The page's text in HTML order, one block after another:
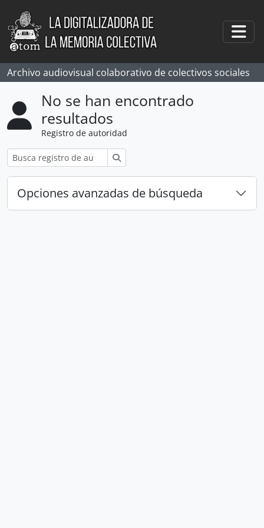
Skip to main content
Archivo audiovisual colaborativo de colectivos sociales
No se han encontrado
resultados
Registro de autoridad
Opciones avanzadas de búsqueda